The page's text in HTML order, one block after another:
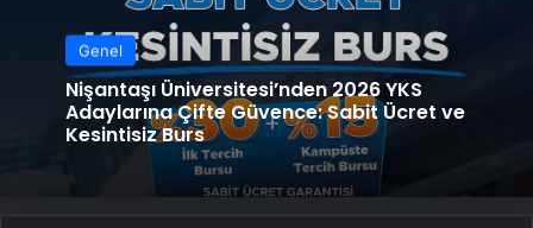
Genel
Nişantaşı Üniversitesi’nden 2026 YKS
Adaylarına Çifte Güvence: Sabit Ücret ve
Kesintisiz Burs